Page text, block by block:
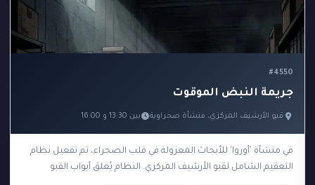
#4550
جريمة النبض الموقوت
قبو الأرشيف المركزي، منشأة صحراوية بين 13:30 و 16:00
في منشأة 'أوروا' للأبحاث المعزولة في قلب الصحراء، تم تفعيل نظام
التعقيم الشامل لقبو الأرشيف المركزي. النظام يُغلق أبواب القبو